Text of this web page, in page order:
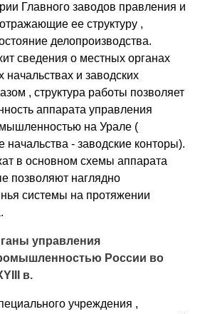
Главного заводов правления и
ее структуру ,
делопроизводства.
сведения о местных органах
и заводских
, структура работы позволяет
аппарата управления
на Урале (
начальства - заводские конторы).
в основном схемы аппарата
позволяют наглядно
системы на протяжении
управления
России во
в.
учреждения ,